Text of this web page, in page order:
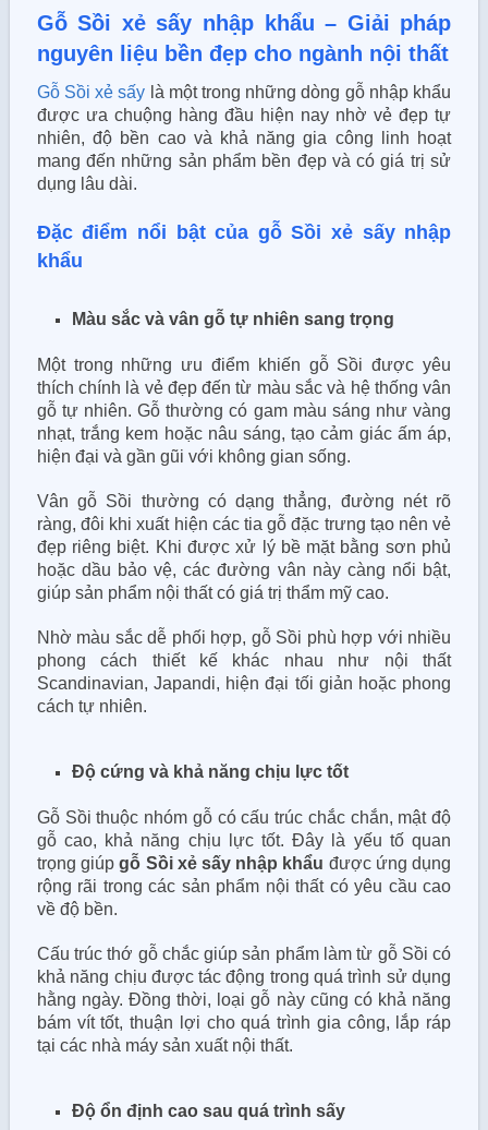
Gỗ Sồi xẻ sấy nhập khẩu – Giải pháp
nguyên liệu bền đẹp cho ngành nội thất
Gỗ Sồi xẻ sấy là một trong những dòng gỗ nhập khẩu
được ưa chuộng hàng đầu hiện nay nhờ vẻ đẹp tự
nhiên, độ bền cao và khả năng gia công linh hoạt
mang đến những sản phẩm bền đẹp và có giá trị sử
dụng lâu dài.
Đặc điểm nổi bật của gỗ Sồi xẻ sấy nhập
khẩu
Màu sắc và vân gỗ tự nhiên sang trọng
Một trong những ưu điểm khiến gỗ Sồi được yêu
thích chính là vẻ đẹp đến từ màu sắc và hệ thống vân
gỗ tự nhiên. Gỗ thường có gam màu sáng như vàng
nhạt, trắng kem hoặc nâu sáng, tạo cảm giác ấm áp,
hiện đại và gần gũi với không gian sống.
Vân gỗ Sồi thường có dạng thẳng, đường nét rõ
ràng, đôi khi xuất hiện các tia gỗ đặc trưng tạo nên vẻ
đẹp riêng biệt. Khi được xử lý bề mặt bằng sơn phủ
hoặc dầu bảo vệ, các đường vân này càng nổi bật,
giúp sản phẩm nội thất có giá trị thẩm mỹ cao.
Nhờ màu sắc dễ phối hợp, gỗ Sồi phù hợp với nhiều
phong cách thiết kế khác nhau như nội thất
Scandinavian, Japandi, hiện đại tối giản hoặc phong
cách tự nhiên.
Độ cứng và khả năng chịu lực tốt
Gỗ Sồi thuộc nhóm gỗ có cấu trúc chắc chắn, mật độ
gỗ cao, khả năng chịu lực tốt. Đây là yếu tố quan
trọng giúpgỗ Sồi xẻ sấy nhập khẩu được ứng dụng
rộng rãi trong các sản phẩm nội thất có yêu cầu cao
về độ bền.
Cấu trúc thớ gỗ chắc giúp sản phẩm làm từ gỗ Sồi có
khả năng chịu được tác động trong quá trình sử dụng
hằng ngày. Đồng thời, loại gỗ này cũng có khả năng
bám vít tốt, thuận lợi cho quá trình gia công, lắp ráp
tại các nhà máy sản xuất nội thất.
Độ ổn định cao sau quá trình sấy